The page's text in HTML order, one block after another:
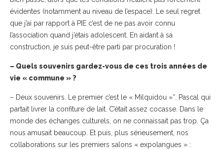
évidentes (notamment au niveau de l’espace). Le seul regret
que j’ai par rapport à PIE c’est de ne pas avoir connu
l’association quand j’étais adolescent. En aidant à sa
construction, je suis peut-être parti par procuration !
– Quels souvenirs gardez-vous de ces trois années de
vie « commune » ?
– Deux souvenirs. Le premier c’est le « Milquidou »*. Pascal qui
partait livrer la confiture de lait. C’était assez cocasse. Dans le
monde des échanges culturels, on ne connaissait pas trop. Ça
nous amusait beaucoup. Et puis, plus sérieusement, nos
collaborations sur les premiers salons « expolangues » :